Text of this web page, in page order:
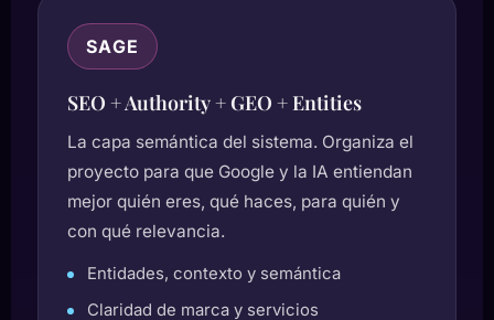
SAGE
SEO + Authority + GEO + Entities
La capa semántica del sistema. Organiza el
proyecto para que Google y la IA entiendan
mejor quién eres, qué haces, para quién y
con qué relevancia.
Entidades, contexto y semántica
Claridad de marca y servicios